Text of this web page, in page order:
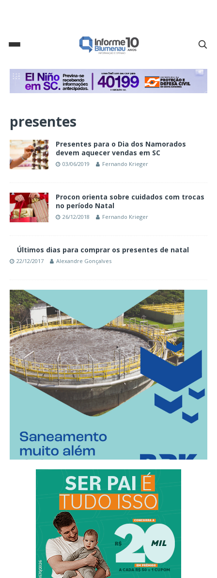
presentes
Presentes para o Dia dos Namorados
devem aquecer vendas em SC
03/06/2019 Fernando Krieger
Procon orienta sobre cuidados com trocas
no período Natal
26/12/2018 Fernando Krieger
Últimos dias para comprar os presentes de natal
22/12/2017 Alexandre Gonçalves